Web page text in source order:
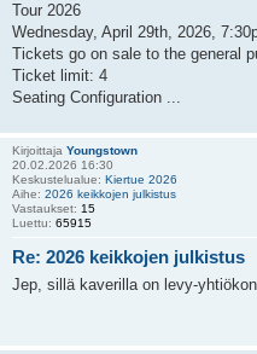
Tour 2026
Wednesday, April 29th, 2026,
Tickets go on sale to the general
Ticket limit: 4
Seating Configuration ...
Kirjoittaja Youngstown
20.02.2026 16:30
Keskustelualue: Kiertue 2026
Aihe: 2026 keikkojen julkistus
Vastaukset: 15
Luettu: 65915
Re: 2026 keikkojen julkistus
Jep, sillä kaverilla on levy-